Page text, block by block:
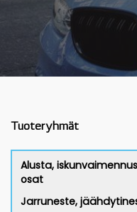
Tuoteryhmät
Alusta,
osat
Jarruneste,